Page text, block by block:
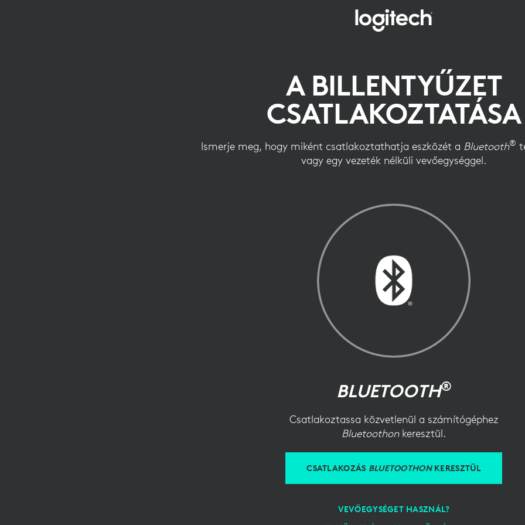
CSATLAKOZTATÁSÁNAK
BEÁLLÍTÁSA
A BILLENTYŰZET
CSATLAKOZTATÁSA
Ismerje meg, hogy miként csatlakoztathatja eszközét a Bluetooth®
vagy egy vezeték nélküli vevőegységgel.
BLUETOOTH®
Csatlakoztassa közvetlenül a számítógéphez
Bluetoothonkeresztül.
CSATLAKOZÁS BLUETOOTHONKERESZTÜL
VEVŐEGYSÉGET HASZNÁL?